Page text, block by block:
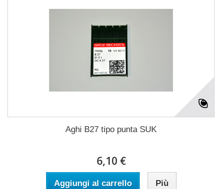
Aghi B27 tipo punta SUK
6,10 €
Aggiungi al carrello Più